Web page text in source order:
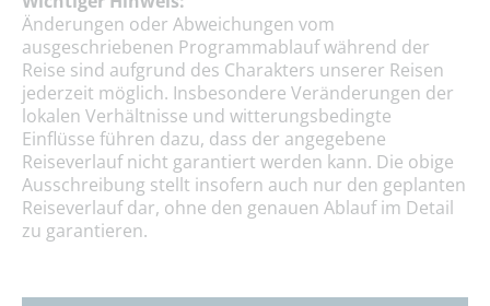
Änderungen oder Abweichungen vom
ausgeschriebenen Programmablauf während der
Reise sind aufgrund des Charakters unserer Reisen
jederzeit möglich. Insbesondere Veränderungen der
lokalen Verhältnisse und witterungsbedingte
Einflüsse führen dazu, dass der angegebene
Reiseverlauf nicht garantiert werden kann. Die obige
Ausschreibung stellt insofern auch nur den geplanten
Reiseverlauf dar, ohne den genauen Ablauf im Detail
zu garantieren.